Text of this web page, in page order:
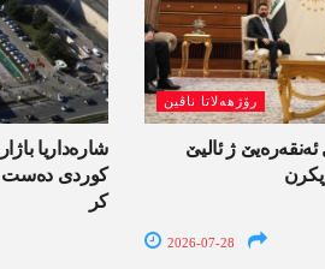
شارەداریا
کوردی دەست
کر
رۆژھەلاتا ناڤین
ژ ئالیێ
2026-07-28